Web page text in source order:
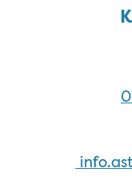
Kontakta